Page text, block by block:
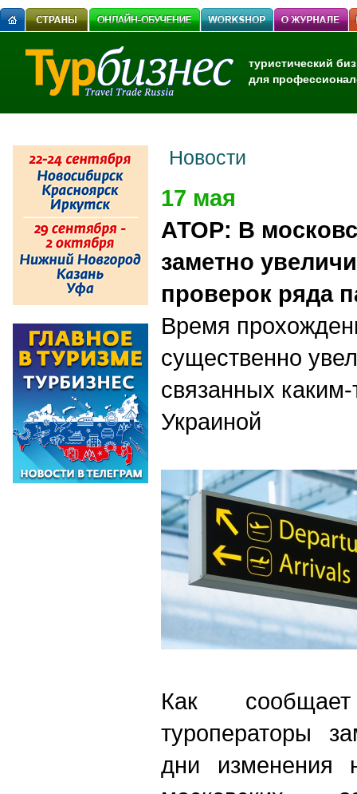
туристический
для
Новости
17 мая
АТОР: В
заметно
проверок ряда
Время
существенно
связанных
Украиной
Как
туроператоры
дни изменения